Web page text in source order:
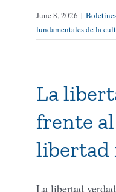
June 8, 2026 |
fundamentales de la
La
frente
libertad
La libertad